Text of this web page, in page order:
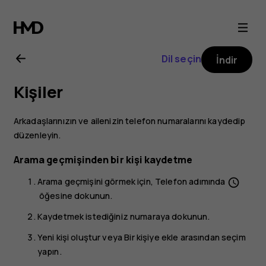
Nokia
3
kullanıcı
kılavuzu
Dil seçin İndir
Kişiler
Arkadaşlarınızın ve ailenizin telefon numaralarını kaydedip
düzenleyin.
Arama geçmişinden bir kişi kaydetme
Arama geçmişini görmek için, Telefon adımında schedule
öğesine dokunun.
Kaydetmek istediğiniz numaraya dokunun.
Yeni kişi oluşturveyaBir kişiye ekle arasından seçim
yapın.